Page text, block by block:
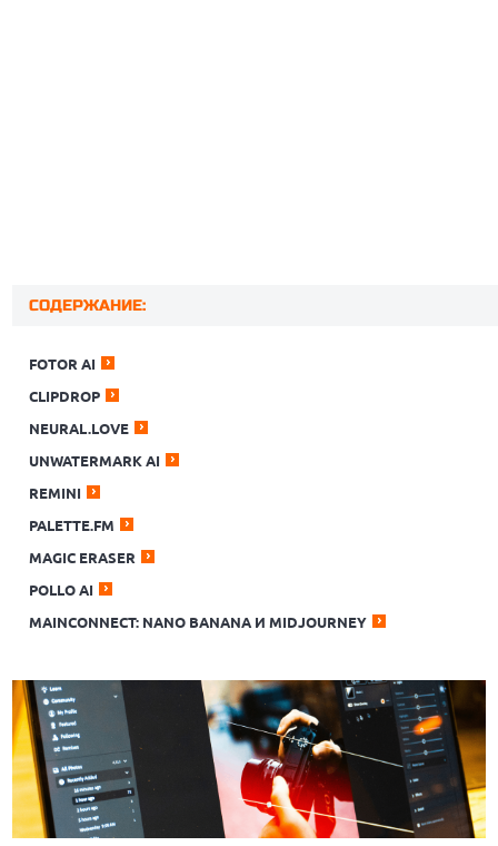
СОДЕРЖАНИЕ:
FOTOR AI
CLIPDROP
NEURAL.LOVE
UNWATERMARK AI
REMINI
PALETTE.FM
MAGIC ERASER
POLLO AI
MAINCONNECT: NANO BANANA И MIDJOURNEY